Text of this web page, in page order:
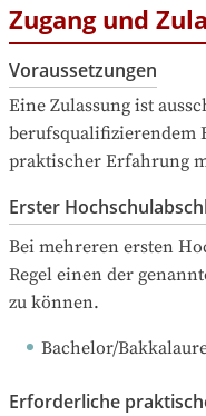
Zugang und
Voraussetzungen
Eine Zulassung ist
berufsqualifizierendem
praktischer Erfahrung
Erster
Bei mehreren ersten
Regel einen der
zu können.
Bachelor/
Erforderliche